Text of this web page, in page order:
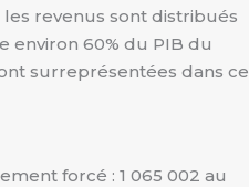
revenus sont distribués
60% du PIB du
surreprésentées dans ce
forcé : 1 065 002 au